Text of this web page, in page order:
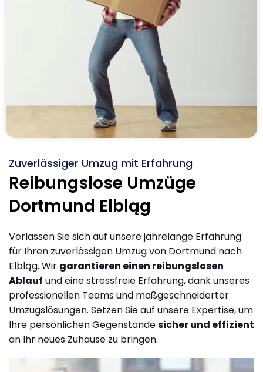
Zuverlässiger Umzug mit Erfahrung
Reibungslose Umzüge
Dortmund Elbląg
Verlassen Sie sich auf unsere jahrelange Erfahrung
für Ihren zuverlässigen Umzug von Dortmund nach
Elbląg. Wir garantieren einen reibungslosen
Ablauf und eine stressfreie Erfahrung, dank unseres
professionellen Teams und maßgeschneiderter
Umzugslösungen. Setzen Sie auf unsere Expertise, um
Ihre persönlichen Gegenständesicher und effizient
an Ihr neues Zuhause zu bringen.